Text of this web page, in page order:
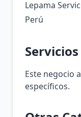
Lepama
Perú
Este negocio
específicos.